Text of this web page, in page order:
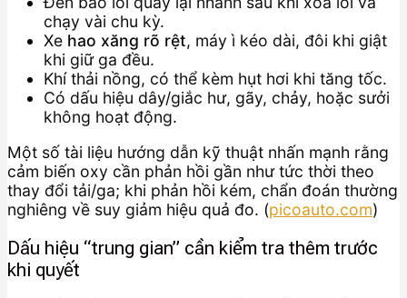
chạy vài chu kỳ.
Xe hao xăng rõ rệt, máy ì kéo dài, đôi khi giật
khi giữ ga đều.
Khí thải nồng, có thể kèm hụt hơi khi tăng tốc.
Có dấu hiệu dây/giắc hư, gãy, chảy, hoặc sưởi
không hoạt động.
Một số tài liệu hướng dẫn kỹ thuật nhấn mạnh rằng
cảm biến oxy cần phản hồi gần như tức thời theo
thay đổi tải/ga; khi phản hồi kém, chẩn đoán thường
nghiêng về suy giảm hiệu quả đo. (picoauto.com)
Dấu hiệu “trung gian” cần kiểm tra thêm trước
khi quyết